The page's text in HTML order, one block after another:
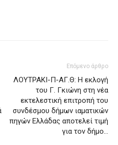
Επόμενο άρθρο
ΛΟΥΤΡΑΚΙ-Π-ΑΓ.Θ: Η εκλογή
του Γ. Γκιώνη στη νέα
εκτελεστική επιτροπή του
συνδέσμου δήμων ιαματικών
πηγών Ελλάδας αποτελεί τιμή
για τον δήμο…